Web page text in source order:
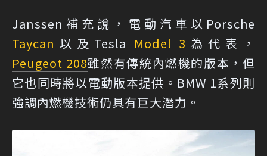
Janssen補充說，電動汽車以Porsche
Taycan 以及Tesla Model 3 為代表，
Peugeot 208雖然有傳統內燃機的版本，但
它也同時將以電動版本提供。BMW 1系列則
強調內燃機技術仍具有巨大潛力。